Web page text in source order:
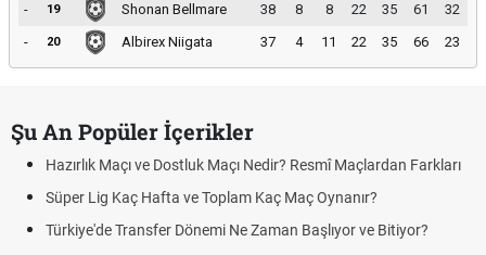
-
19 Shonan Bellmare 38 8 8 22 35 61
32
-
20 Albirex Niigata 37 4 11 22 35 66 23
Şu An Popüler İçerikler
Hazırlık Maçı ve Dostluk Maçı Nedir? Resmî Maçlardan Farkları
Süper Lig Kaç Hafta ve Toplam Kaç Maç Oynanır?
Türkiye'de Transfer Dönemi Ne Zaman Başlıyor ve Bitiyor?